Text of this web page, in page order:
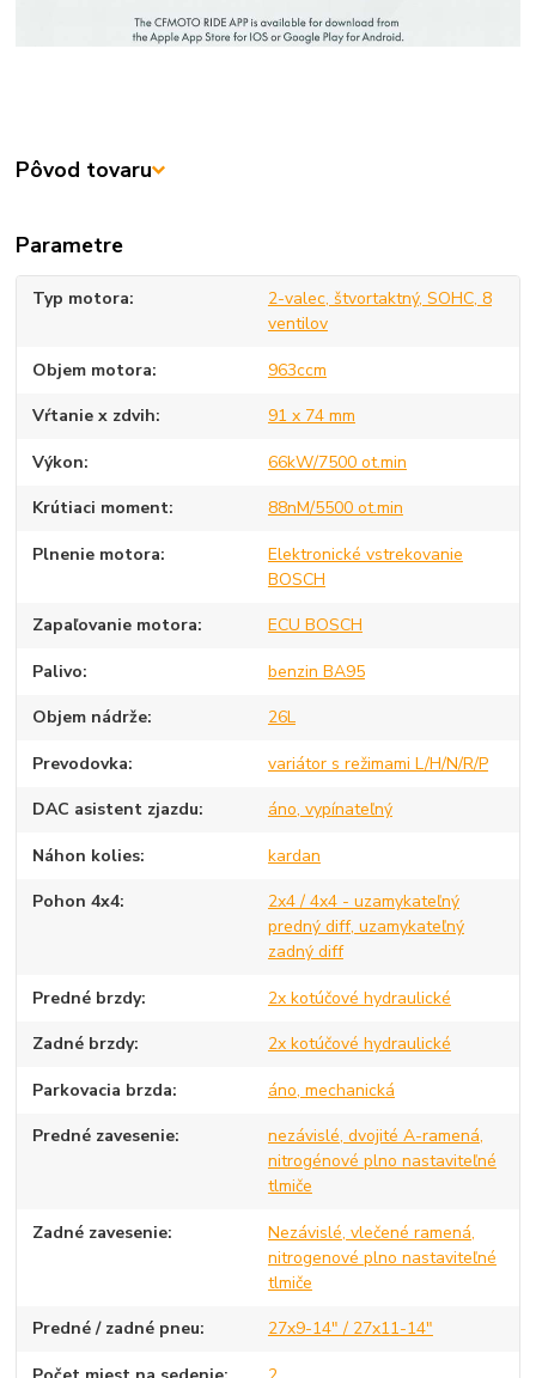
Pôvod tovaru
Parametre
Typ motora
2-valec, štvortaktný, SOHC, 8
ventilov
Objem motora 963ccm
Vŕtanie x zdvih 91 x 74 mm
Výkon 66kW/7500 ot.min
Krútiaci moment 88nM/5500 ot.min
Plnenie motora
Elektronické vstrekovanie
BOSCH
Zapaľovanie motora ECU BOSCH
Palivo benzin BA95
Objem nádrže 26L
Prevodovka variátor s režimami L/H/N/R/P
DAC asistent zjazdu áno, vypínateľný
Náhon kolies kardan
Pohon 4x4
2x4 / 4x4 - uzamykateľný
predný diff, uzamykateľný
zadný diff
Predné brzdy 2x kotúčové hydraulické
Zadné brzdy 2x kotúčové hydraulické
Parkovacia brzda áno, mechanická
Predné zavesenie
nezávislé, dvojité A-ramená,
nitrogénové plno nastaviteľné
tlmiče
Zadné zavesenie
Nezávislé, vlečené ramená,
nitrogenové plno nastaviteľné
tlmiče
Predné / zadné pneu 27x9-14" / 27x11-14"